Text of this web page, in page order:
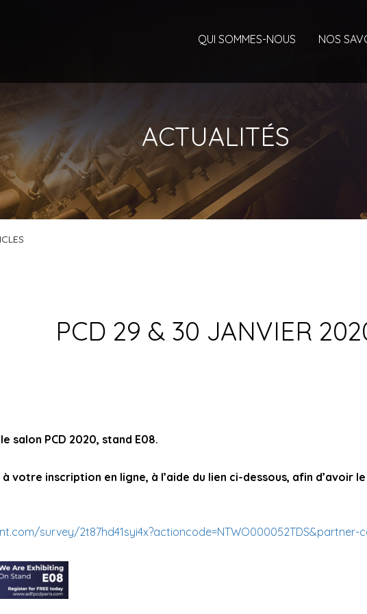
QUI SOMMES-NOUS NOS
ACTUALITÉS
PCD 29 & 30 JANVIER
salon PCD 2020, stand E08.
votre inscription en ligne, à l’aide du lien ci-dessous, afin d’avoir
survey/2t87hd41syi4x?actioncode=NTWO000052TDS&partner-